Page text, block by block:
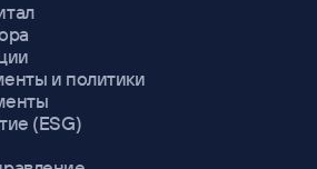
и политики
(ESG)